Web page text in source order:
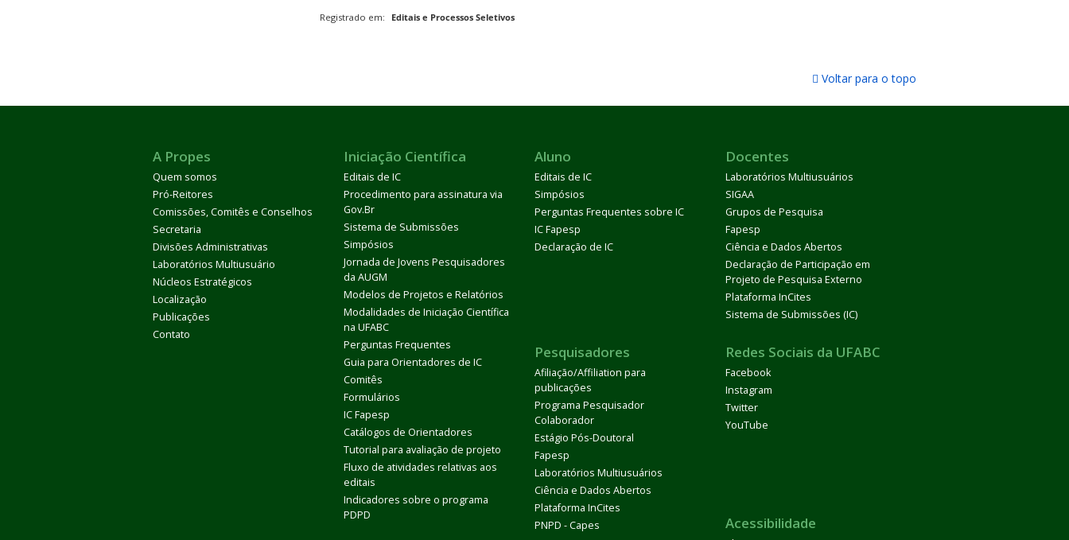
Registrado em: Editais e Processos Seletivos
Voltar para o topo
A Propes
Quem somos
Pró-Reitores
Comissões, Comitês e Conselhos
Secretaria
Divisões Administrativas
Laboratórios Multiusuário
Núcleos Estratégicos
Localização
Publicações
Contato
Iniciação Científica
Editais de IC
Procedimento para assinatura via
Gov.Br
Sistema de Submissões
Simpósios
Jornada de Jovens Pesquisadores
da AUGM
Modelos de Projetos e Relatórios
Modalidades de Iniciação Científica
na UFABC
Perguntas Frequentes
Guia para Orientadores de IC
Comitês
Formulários
IC Fapesp
Catálogos de Orientadores
Tutorial para avaliação de projeto
Fluxo de atividades relativas aos
editais
Indicadores sobre o programa
PDPD
Aluno
Editais de IC
Simpósios
Perguntas Frequentes sobre IC
IC Fapesp
Declaração de IC
Docentes
Laboratórios Multiusuários
SIGAA
Grupos de Pesquisa
Fapesp
Ciência e Dados Abertos
Declaração de Participação em
Projeto de Pesquisa Externo
Plataforma InCites
Sistema de Submissões (IC)
Pesquisadores
Afiliação/Affiliation para
publicações
Programa Pesquisador
Colaborador
Estágio Pós-Doutoral
Fapesp
Laboratórios Multiusuários
Ciência e Dados Abertos
Plataforma InCites
PNPD - Capes
Redes Sociais da UFABC
Facebook
Instagram
Twitter
YouTube
Acessibilidade